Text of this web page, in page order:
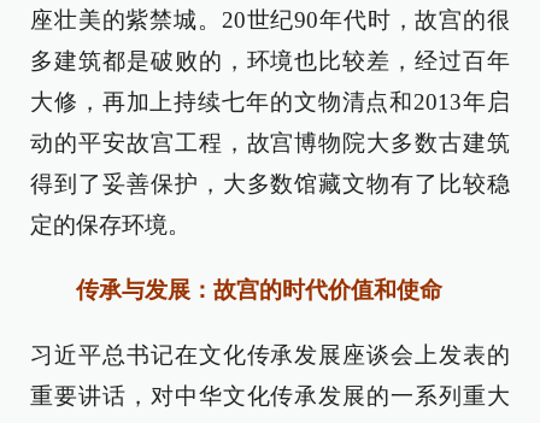
座壮美的紫禁城。20世纪90年代时，故宫的很
多建筑都是破败的，环境也比较差，经过百年
大修，再加上持续七年的文物清点和2013年启
动的平安故宫工程，故宫博物院大多数古建筑
得到了妥善保护，大多数馆藏文物有了比较稳
定的保存环境。
传承与发展：故宫的时代价值和使命
习近平总书记在文化传承发展座谈会上发表的
重要讲话，对中华文化传承发展的一系列重大